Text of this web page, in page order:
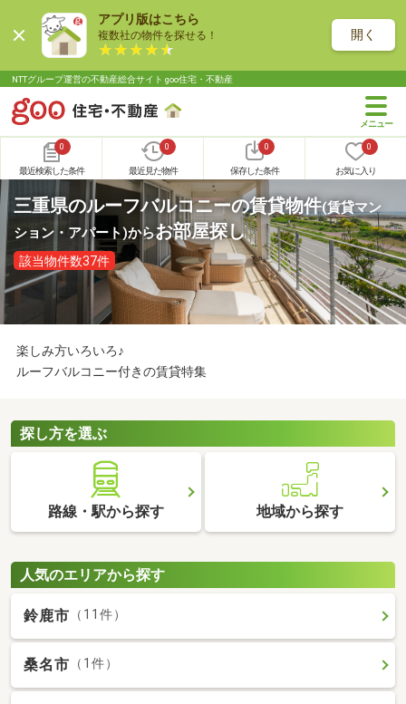
アプリ版はこちら
複数社の物件を探せる！ 開く
NTTグループ運営の不動産総合サイト goo住宅・不動産
0
最近検索した条件
0
最近見た物件
0
保存した条件
0
お気に入り
三重県のルーフバルコニーの賃貸物件(賃貸マン
ション・アパート)からお部屋探し
該当物件数37件
楽しみ方いろいろ♪
ルーフバルコニー付きの賃貸特集
探し方を選ぶ
路線・駅から探す 地域から探す
人気のエリアから探す
鈴鹿市 （11件）
桑名市 （1件）